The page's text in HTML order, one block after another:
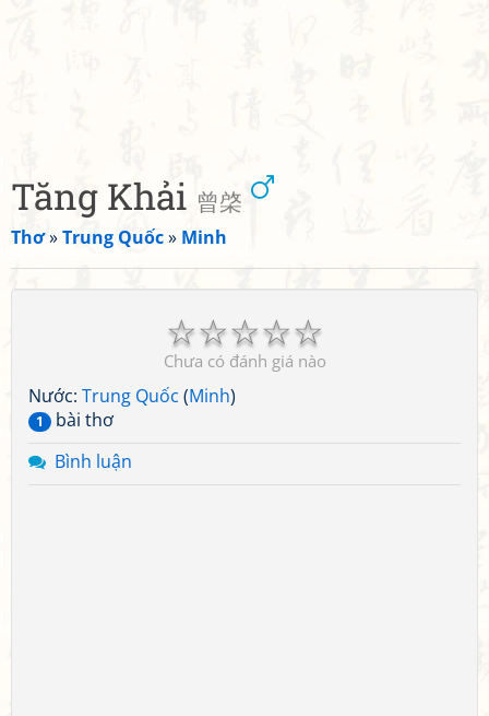
Tăng Khải 曾棨
Thơ»Trung Quốc» Minh
☆
☆
☆
☆
☆
Chưa có đánh giá nào
Nước: Trung Quốc (Minh)
1
bài thơ
Bình luận